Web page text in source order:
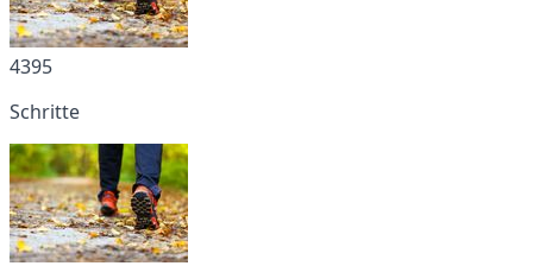
4395
Schritte